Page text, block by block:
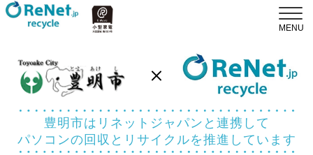
豊明市はリネットジャパンと連携して
パソコンの回収とリサイクルを推進しています